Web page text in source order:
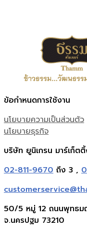
ข้อกำหนดการใช้งาน
นโยบายความเป็นส่วนตัว
นโยบายธุรกิจ
บริษัท ยูนิเกรน มาร์เก็ต
02-811-9670 ถึง 3 ,
50/5 หมู่ 12 ถนนพุทธม
จ.นครปฐม 73210